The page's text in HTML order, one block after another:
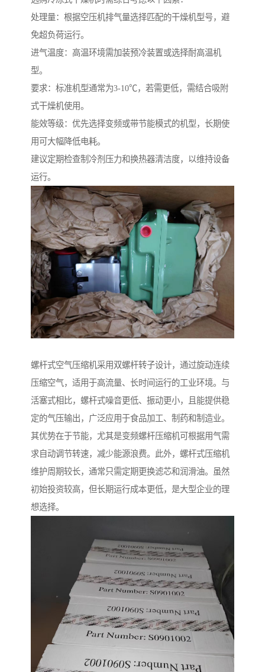
处理量：根据空压机排气量选择匹配的干燥机型号，避
免超负荷运行。
进气温度：高温环境需加装预冷装置或选择耐高温机
型。
要求：标准机型通常为3-10℃，若需更低，需结合吸附
式干燥机使用。
能效等级：优先选择变频或带节能模式的机型，长期使
用可大幅降低电耗。
建议定期检查制冷剂压力和换热器清洁度，以维持设备
运行。
螺杆式空气压缩机采用双螺杆转子设计，通过旋动连续
压缩空气，适用于高流量、长时间运行的工业环境。与
活塞式相比，螺杆式噪音更低、振动更小，且能提供稳
定的气压输出，广泛应用于食品加工、制药和制造业。
其优势在于节能，尤其是变频螺杆压缩机可根据用气需
求自动调节转速，减少能源浪费。此外，螺杆式压缩机
维护周期较长，通常只需定期更换滤芯和润滑油。虽然
初始投资较高，但长期运行成本更低，是大型企业的理
想选择。